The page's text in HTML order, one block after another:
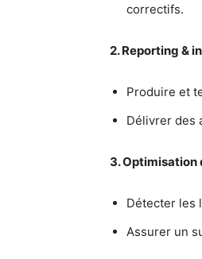
correctifs.
2. Reporting &
Produire et
Délivrer des
3. Optimisation
Détecter les
Assurer un